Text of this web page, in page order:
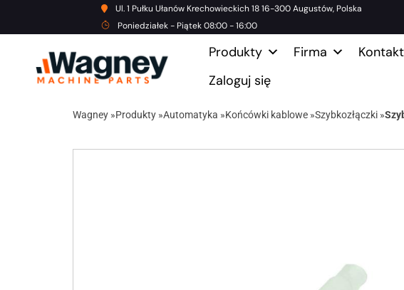
Ul. 1 Pułku Ułanów Krechowieckich 18 16-300 Augustów, Polska
Poniedziałek - Piątek 08:00 - 16:00
Produkty Firma Kontakt
Zaloguj się
Wagney »Produkty »Automatyka »Końcówki kablowe »Szybkozłączki »